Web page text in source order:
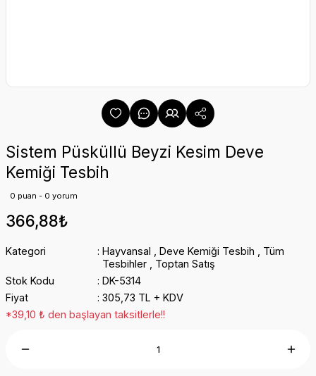
Sistem Püsküllü Beyzi Kesim Deve
Kemiği Tesbih
0 puan - 0 yorum
366,88₺
Kategori Hayvansal Deve Kemiği Tesbih
Tüm
Tesbihler
Toptan Satış
Stok Kodu
DK-5314
Fiyat
305,73 TL + KDV
*39,10 ₺ den başlayan taksitlerle!!